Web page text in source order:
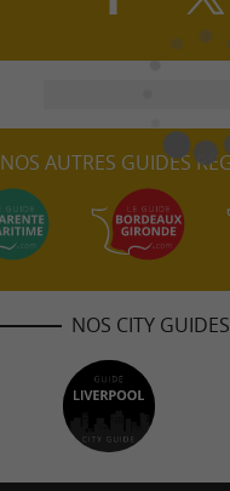
NOS AUTRES GUIDES
NOS CITY